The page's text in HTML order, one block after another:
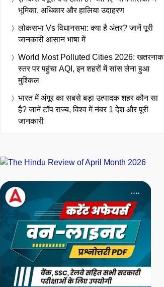
भूमिका, अधिकार और हालिया उदाहरण
लोकसभा Vs विधानसभा: क्या है अंतर? जानें पूरी
जानकारी आसान भाषा में
World Most Polluted Cities 2026: खतरनाक
स्तर पर पहुंचा AQI, इन शहरों में सांस लेना हुआ
मुश्किल
भारत में अंगूर का सबसे बड़ा उत्पादक शहर कौन सा
है? जानें टॉप राज्य, विश्व में नंबर 1 देश और पूरी
जानकारी